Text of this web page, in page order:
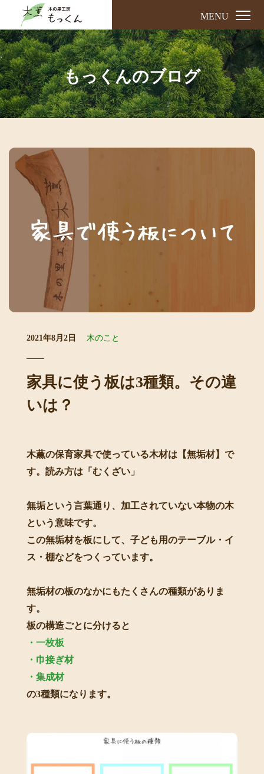
MENU
もっくんのブログ
2021年8月2日 木のこと
家具に使う板は3種類。その違
いは？
木薫の保育家具で使っている木材は【無垢材】で
す。読み方は「むくざい」
無垢という言葉通り、加工されていない本物の木
という意味です。
この無垢材を板にして、子ども用のテーブル・イ
ス・棚などをつくっています。
無垢材の板のなかにもたくさんの種類がありま
す。
板の構造ごとに分けると
・一枚板
・巾接ぎ材
・集成材
の3種類になります。